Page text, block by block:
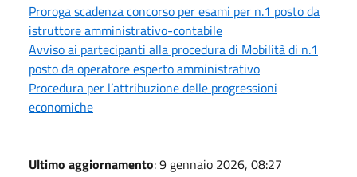
Proroga scadenza concorso per esami per n.1 posto da
istruttore amministrativo-contabile
Avviso ai partecipanti alla procedura di Mobilità di n.1
posto da operatore esperto amministrativo
Procedura per l’attribuzione delle progressioni
economiche
Ultimo aggiornamento: 9 gennaio 2026, 08:27